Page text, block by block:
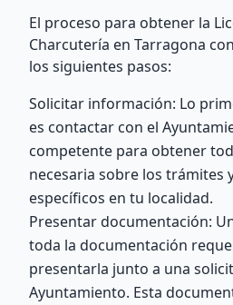
El proceso para obtener la
Charcutería en Tarragona
los siguientes pasos:
Solicitar información: Lo
es contactar con el
competente para obtener
necesaria sobre los trámites
específicos en tu localidad.
Presentar documentación:
toda la documentación
presentarla junto a una
Ayuntamiento. Esta